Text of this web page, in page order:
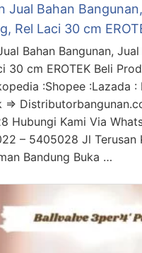
Jual Bahan
Rel Laci 30 cm
Bahan Bangunan,
30 cm EROTEK Beli
:Shopee :Lazada :
=>
Hubungi Kami Via
– 5405028 Jl Terusan
Bandung Buka …